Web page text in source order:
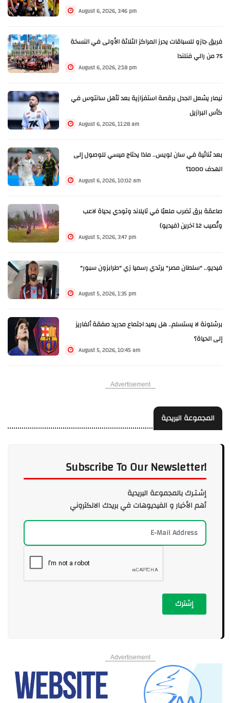
August 6, 2026, 3:46 pm
فريق جازو للسباقات يحرز المراكز الثلاثة الأولى في النسخة
75 من رالي فنلندا
August 6, 2026, 2:18 pm
نيمار يشعل الجدل برقصة استفزازية بعد تأهل سانتوس في
كأس البرازيل
August 6, 2026, 11:28 am
بعد ثنائية في سان لويس.. ماذا يحتاج ميسي للوصول إلى
الهدف 1000؟
August 6, 2026, 10:02 am
صاعقة برق تضرب ملعبًا في تايلاند وتودي بحياة لاعب
وتُصيب 12 آخرين (فيديو)
August 5, 2026, 3:47 pm
فيديو.. "سلطان مصر" يرتدي رسميا زي "طرابزون سبور"
August 5, 2026, 1:35 pm
برشلونة لا يستسلم.. هل يعيد اجتماع مدريد صفقة ألفاريز
إلى الحياة؟
August 5, 2026, 10:45 am
Advertisement
المجموعة البريدية
Subscribe To Our Newsletter!
إشـتـرك بالمجموعة البريدية
أهم الأخبار و الفيديوهات في بريدك الالكتروني
إشترك
Advertisement